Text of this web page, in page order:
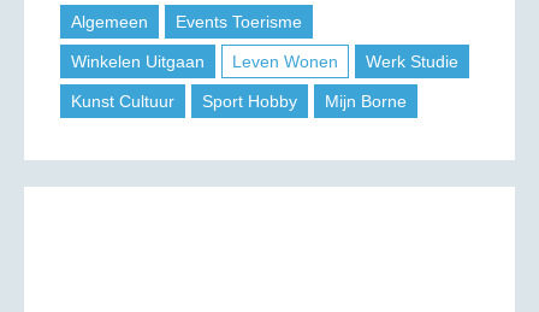
Algemeen Events Toerisme
Winkelen Uitgaan Leven Wonen Werk Studie
Kunst Cultuur Sport Hobby Mijn Borne